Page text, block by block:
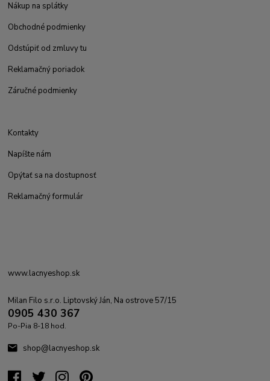
Nákup na splátky
Obchodné podmienky
Odstúpiť od zmluvy tu
Reklamačný poriadok
Záručné podmienky
Kontakty
Napíšte nám
Opýtať sa na dostupnosť
Reklamačný formulár
www.lacnyeshop.sk
Milan Filo s.r.o. Liptovský Ján, Na ostrove 57/15
0905 430 367
Po-Pia 8-18 hod.
shop@lacnyeshop.sk